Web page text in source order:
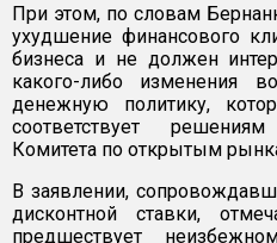
При этом, по словам
ухудшение финансового
бизнеса и не должен
какого-либо изменения
денежную политику,
соответствует
Комитета по открытым
В заявлении,
дисконтной ставки,
предшествует